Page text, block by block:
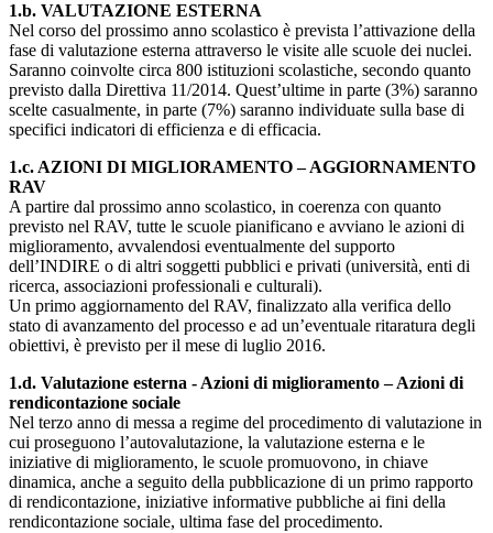
1.b. VALUTAZIONE ESTERNA
Nel corso del prossimo anno scolastico è prevista l’attivazione della
fase di valutazione esterna attraverso le visite alle scuole dei nuclei.
Saranno coinvolte circa 800 istituzioni scolastiche, secondo quanto
previsto dalla Direttiva 11/2014. Quest’ultime in parte (3%) saranno
scelte casualmente, in parte (7%) saranno individuate sulla base di
specifici indicatori di efficienza e di efficacia.
1.c. AZIONI DI MIGLIORAMENTO – AGGIORNAMENTO
RAV
A partire dal prossimo anno scolastico, in coerenza con quanto
previsto nel RAV, tutte le scuole pianificano e avviano le azioni di
miglioramento, avvalendosi eventualmente del supporto
dell’INDIRE o di altri soggetti pubblici e privati (università, enti di
ricerca, associazioni professionali e culturali).
Un primo aggiornamento del RAV, finalizzato alla verifica dello
stato di avanzamento del processo e ad un’eventuale ritaratura degli
obiettivi, è previsto per il mese di luglio 2016.
1.d. Valutazione esterna - Azioni di miglioramento – Azioni di
rendicontazione sociale
Nel terzo anno di messa a regime del procedimento di valutazione in
cui proseguono l’autovalutazione, la valutazione esterna e le
iniziative di miglioramento, le scuole promuovono, in chiave
dinamica, anche a seguito della pubblicazione di un primo rapporto
di rendicontazione, iniziative informative pubbliche ai fini della
rendicontazione sociale, ultima fase del procedimento.